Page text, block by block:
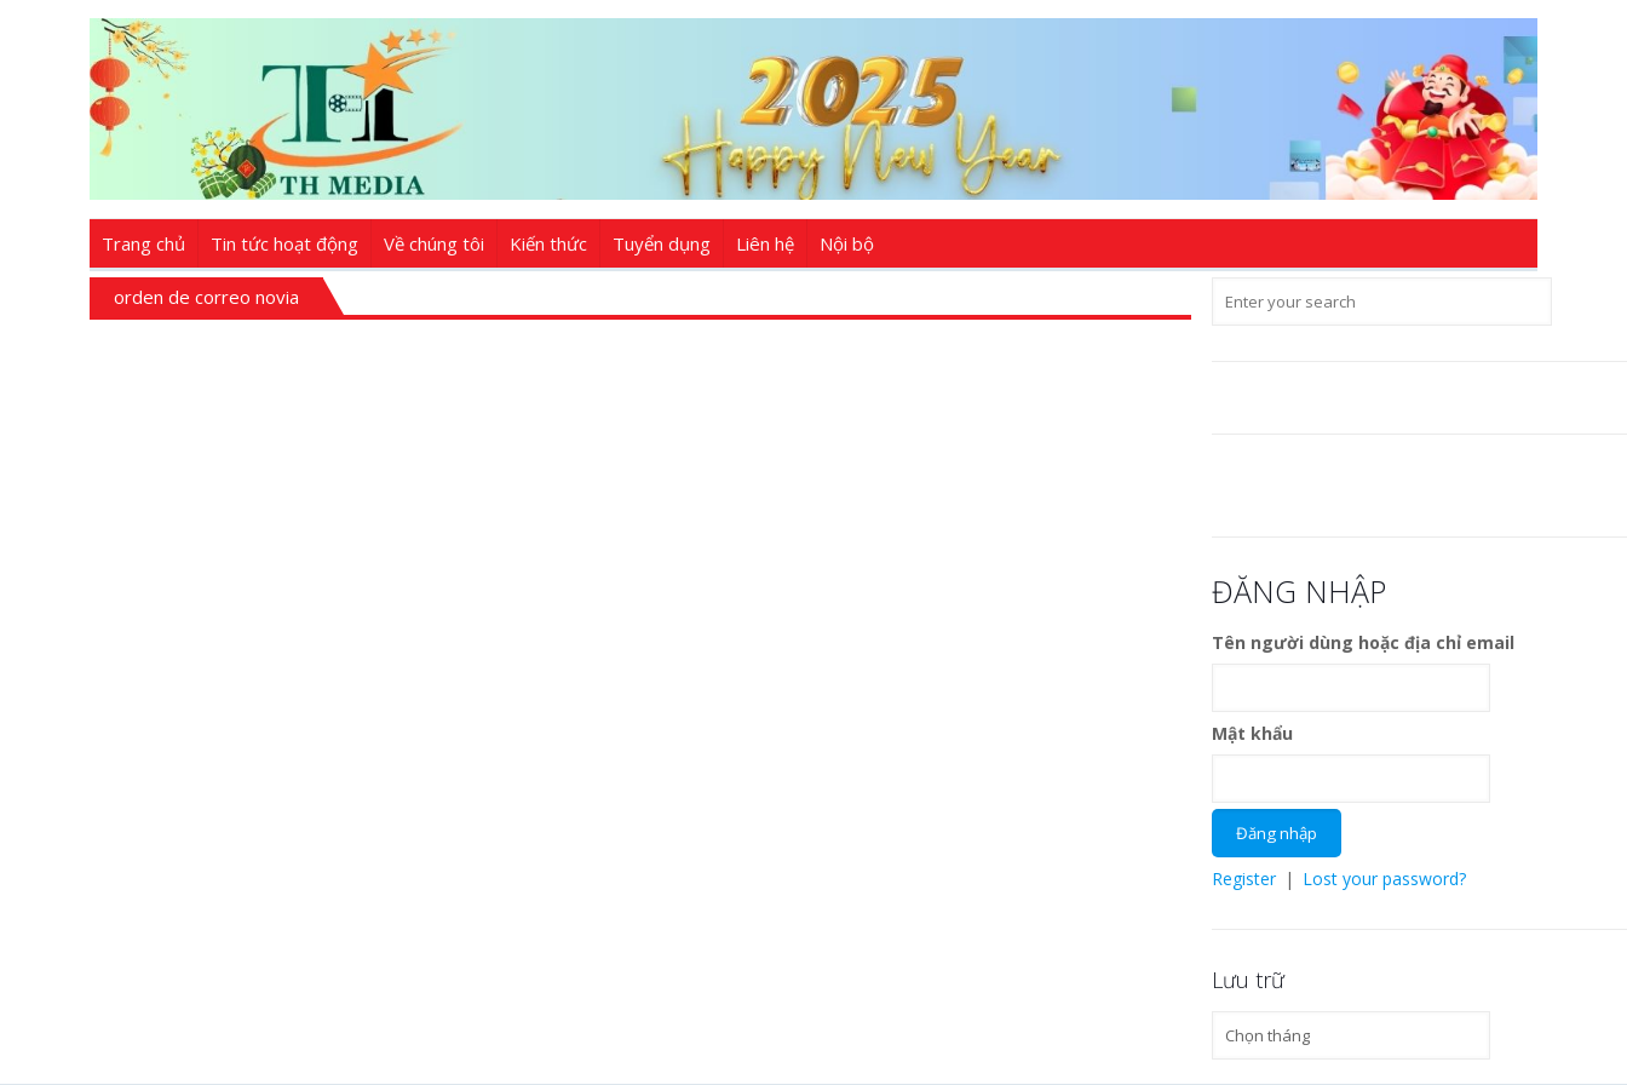
Trang chủ Tin tức hoạt động Về chúng tôi Kiến thức Tuyển dụng Liên hệ Nội bộ
orden de correo novia
ĐĂNG NHẬP
Tên người dùng hoặc địa chỉ email
Mật khẩu
Register | Lost your password?
Lưu trữ
Lưu